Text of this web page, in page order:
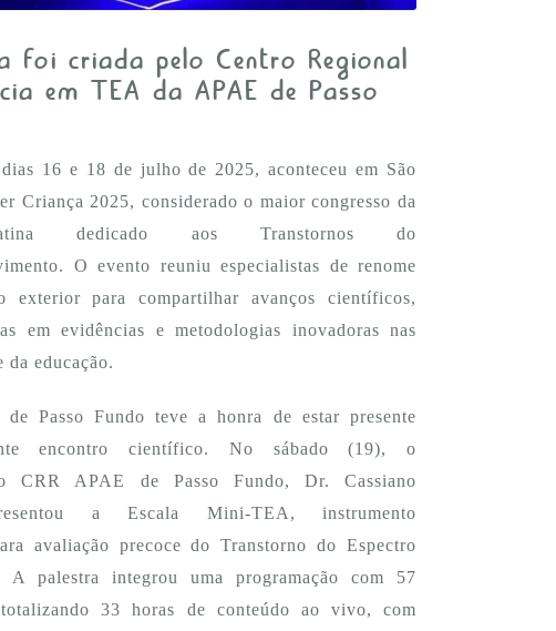
foi criada pelo Centro Regional
em TEA da APAE de Passo
16 e 18 de julho de 2025, aconteceu em São
Criança 2025, considerado o maior congresso da
dedicado aos Transtornos do
O evento reuniu especialistas de renome
para compartilhar avanços científicos,
em evidências e metodologias inovadoras nas
da educação.
Passo Fundo teve a honra de estar presente
encontro científico. No sábado (19), o
CRR APAE de Passo Fundo, Dr. Cassiano
a Escala Mini-TEA, instrumento
avaliação precoce do Transtorno do Espectro
palestra integrou uma programação com 57
totalizando 33 horas de conteúdo ao vivo, com